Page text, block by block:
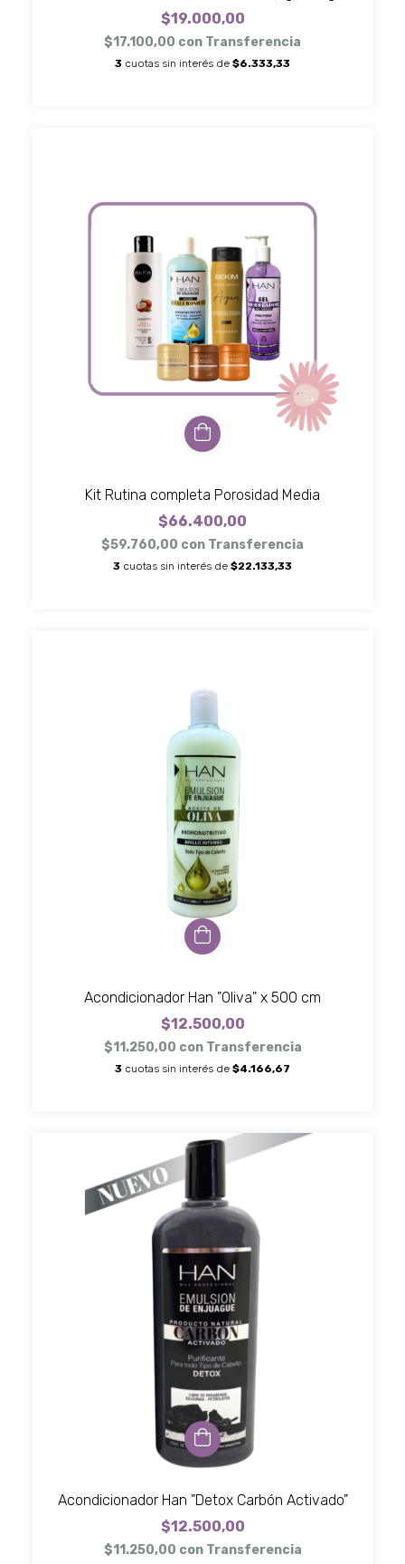
$19.000,00
$17.100,00 con Transferencia
3 cuotas sin interés de $6.333,33
Kit Rutina completa Porosidad Media
$66.400,00
$59.760,00 con Transferencia
3 cuotas sin interés de $22.133,33
Acondicionador Han "Oliva" x 500 cm
$12.500,00
$11.250,00 con Transferencia
3 cuotas sin interés de $4.166,67
Acondicionador Han "Detox Carbón Activado"
$12.500,00
$11.250,00 con Transferencia